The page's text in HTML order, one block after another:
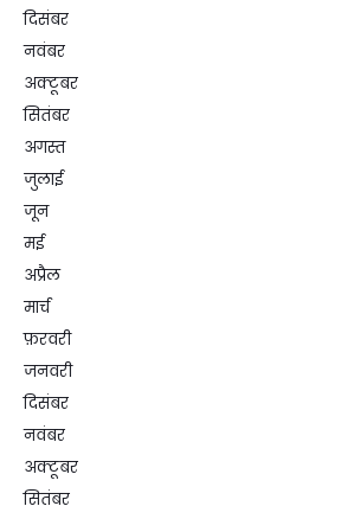
दिसंबर
नवंबर
अक्टूबर
सितंबर
अगस्त
जुलाई
जून
मई
अप्रैल
मार्च
फ़रवरी
जनवरी
दिसंबर
नवंबर
अक्टूबर
सितंबर